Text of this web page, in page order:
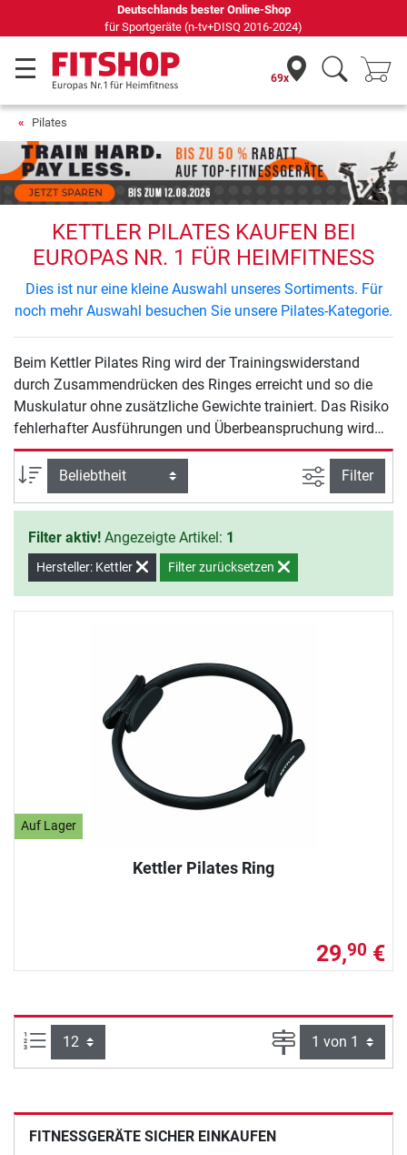
Deutschlands bester Online-Shop
für Sportgeräte (n-tv+DISQ 2016-2024)
69x
Pilates
KETTLER PILATES KAUFEN BEI
EUROPAS NR. 1 FÜR HEIMFITNESS
Dies ist nur eine kleine Auswahl unseres Sortiments. Für
noch mehr Auswahl besuchen Sie unsere Pilates-Kategorie.
Beim Kettler Pilates Ring wird der Trainingswiderstand
durch Zusammendrücken des Ringes erreicht und so die
Muskulatur ohne zusätzliche Gewichte trainiert. Das Risiko
fehlerhafter Ausführungen und Überbeanspruchung wird
dadurch reduziert. Sie können damit gezielt die großen
Muskelgruppen in Arme, Beine, Rücken und Brust stärken.
Dank der anatomisch geformten und rutschfesten
Seitengriffe ist das Training damit sehr komfortabel.
Sortierung Ansicht
Filter
Filter aktiv! Angezeigte Artikel: 1
Hersteller: Kettler Filter zurücksetzen
Auf Lager
Kettler Pilates Ring
29,90 €
Artikel pro Seite: Seite
FITNESSGERÄTE SICHER EINKAUFEN